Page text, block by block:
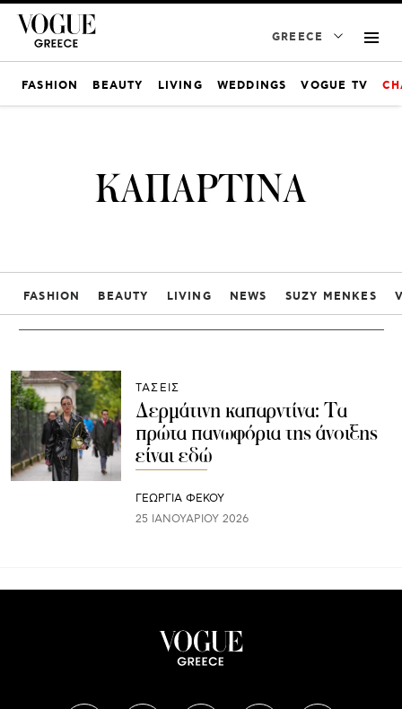
GREECE
FASHION BEAUTY LIVING WEDDINGS VOGUE TV
ΚΑΠΑΡΤΙΝΑ
FASHION BEAUTY LIVING NEWS SUZY MENKES
ΤΑΣΕΙΣ
Δερμάτινη καπαρντίνα: Τα
πρώτα πανωφόρια της άνοιξης
είναι εδώ
ΓΕΩΡΓΙΑ ΦΕΚΟΥ
25 ΙΑΝΟΥΑΡΊΟΥ 2026